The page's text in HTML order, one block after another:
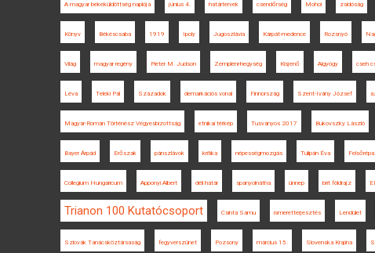
A magyar békeküldöttség naplója június 4. határtervek csendőrség Mohol zsidóság
Könyv Békéscsaba 1919 Ipoly Jugoszlávia Kárpát-medence Rozsnyó
Világ magyar regény Pieter M. Judson Zempléni-hegység Kisjenő Algyógy cseh
Léva Teleki Pál Századok demarkációs vonal Finnország Szent-Ivány József
Magyar-Román Történész Vegyesbizottság etnikai térkép Tusványos 2017 Bukovszky László
Bayer Árpád Erőszak pánszlávok kritika népességmozgás Tulipán Éva Felsőrépa
Collegium Hungaricum Apponyi Albert déli határ spanyolnátha ünnep brit földrajz
Trianon 100 Kutatócsoport Csinta Samu ismeretterjesztés Lendület
Szlovák Tanácsköztársaság fegyverszünet Pozsony március 15. Slovenska Krajina